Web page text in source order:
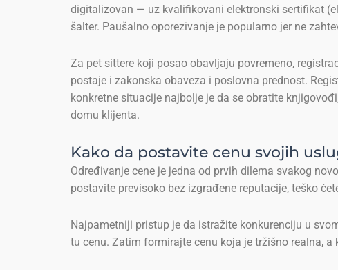
digitalizovan — uz kvalifikovani elektronski sertifikat
šalter. Paušalno oporezivanje je popularno jer ne
Za pet sittere koji posao obavljaju povremeno,
postaje i zakonska obaveza i poslovna prednost.
konkretne situacije najbolje je da se obratite
domu klijenta.
Kako da postavite cenu svojih
Određivanje cene je jedna od prvih dilema svakog
postavite previsoko bez izgrađene reputacije, teško
Najpametniji pristup je da istražite konkurenciju u
tu cenu. Zatim formirajte cenu koja je tržišno realna,